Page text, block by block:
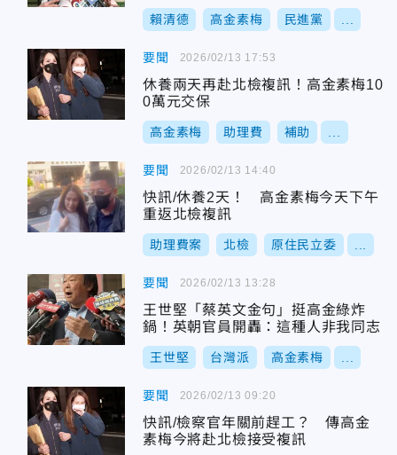
賴清德 高金素梅 民進黨
要聞
休養兩天再赴北檢複訊！高金素梅10
0萬元交保
高金素梅 助理費 補助
2026/02/13 17:53
要聞
快訊/休養2天！ 高金素梅今天下午
重返北檢複訊
助理費案 北檢 原住民立委
2026/02/13 14:40
要聞
王世堅「蔡英文金句」挺高金綠炸
鍋！英朝官員開轟：這種人非我同志
王世堅 台灣派 高金素梅
2026/02/13 13:28
要聞
快訊/檢察官年關前趕工？ 傳高金
素梅今將赴北檢接受複訊
2026/02/13 09:20